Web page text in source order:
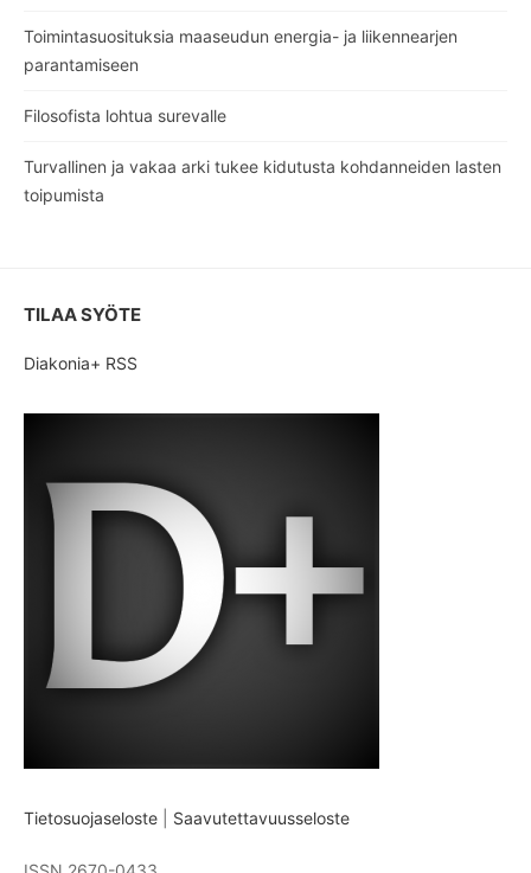
Toimintasuosituksia maaseudun energia- ja liikennearjen
parantamiseen
Filosofista lohtua surevalle
Turvallinen ja vakaa arki tukee kidutusta kohdanneiden lasten
toipumista
TILAA SYÖTE
Diakonia+ RSS
Tietosuojaseloste Saavutettavuusseloste